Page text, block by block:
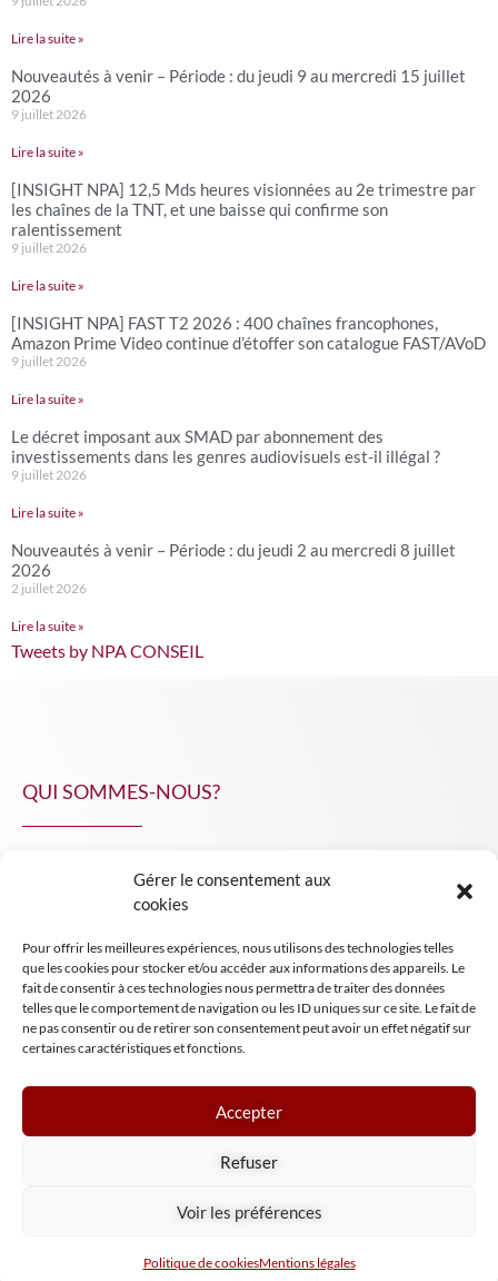
Gérer le consentement aux
cookies
Pour offrir les meilleures expériences, nous utilisons des technologies telles
que les cookies pour stocker et/ou accéder aux informations des appareils. Le
fait de consentir à ces technologies nous permettra de traiter des données
telles que le comportement de navigation ou les ID uniques sur ce site. Le fait de
ne pas consentir ou de retirer son consentement peut avoir un effet négatif sur
certaines caractéristiques et fonctions.
Accepter
Refuser
Voir les préférences
Politique de cookiesMentions légales
Lire la suite »
Nouveautés à venir – Période : du jeudi 9 au mercredi 15 juillet
2026
9 juillet 2026
Lire la suite »
[INSIGHT NPA] 12,5 Mds heures visionnées au 2e trimestre par
les chaînes de la TNT, et une baisse qui confirme son
ralentissement
9 juillet 2026
Lire la suite »
[INSIGHT NPA] FAST T2 2026 : 400 chaînes francophones,
Amazon Prime Video continue d’étoffer son catalogue FAST/AVoD
9 juillet 2026
Lire la suite »
Le décret imposant aux SMAD par abonnement des
investissements dans les genres audiovisuels est-il illégal ?
9 juillet 2026
Lire la suite »
Nouveautés à venir – Période : du jeudi 2 au mercredi 8 juillet
2026
2 juillet 2026
Lire la suite »
Tweets by NPA CONSEIL
QUI SOMMES-NOUS?
INSIGHT NPA
Mentions légales
Tous droits réservés NPA Conseil